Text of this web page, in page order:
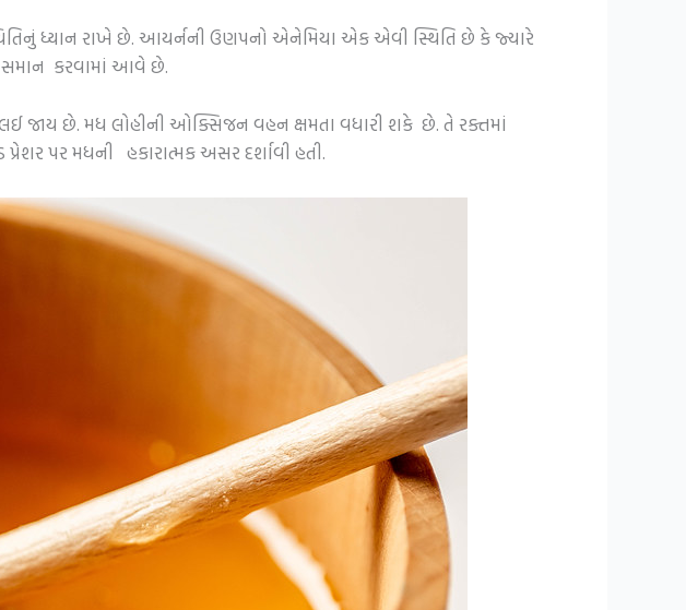
ધ્યાન રાખે છે. આયર્નની ઉણપનો એનેમિયા એક એવી સ્થિતિ છે કે જ્યારે
કરવામાં આવે છે.
છે. મધ લોહીની ઓક્સિજન વહન ક્ષમતા વધારી શકે છે. તે રક્તમાં
પર મધની હકારાત્મક અસર દર્શાવી હતી.